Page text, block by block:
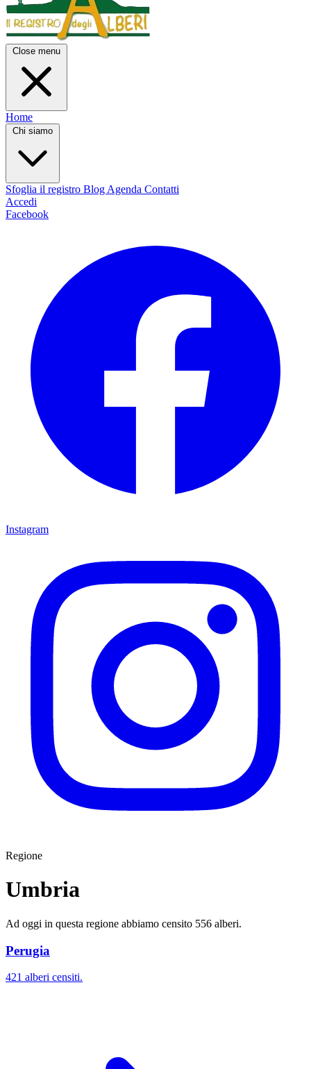
Close menu
Home
Chi siamo
Sfoglia il registro Blog Agenda Contatti
Accedi
Facebook
Instagram
Regione
Umbria
Ad oggi in questa regione abbiamo censito 556 alberi.
Perugia
421 alberi censiti.